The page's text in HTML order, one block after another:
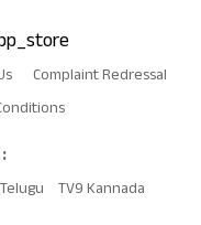
Complaint Redressal
TV9 Kannada